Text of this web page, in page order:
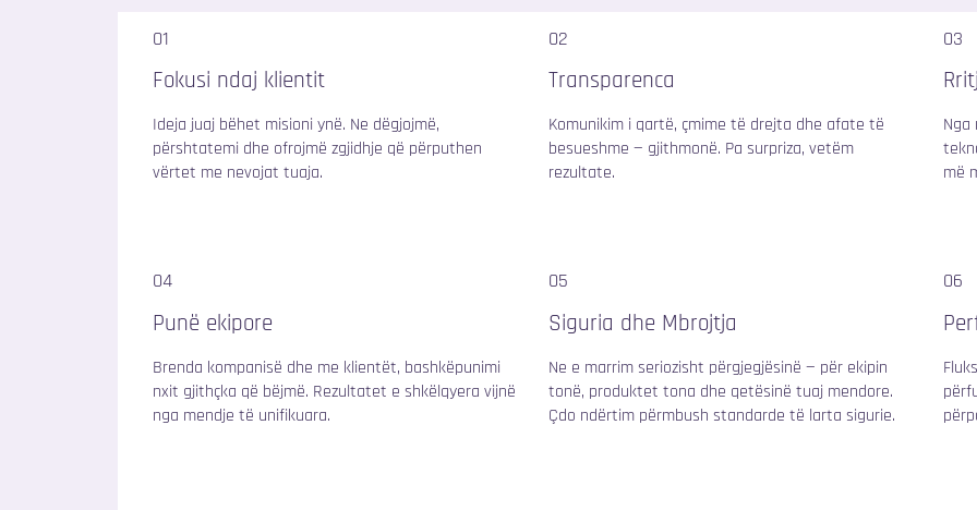
01
Fokusi ndaj klientit
Ideja juaj bëhet misioni ynë. Ne dëgjojmë,
përshtatemi dhe ofrojmë zgjidhje që përputhen
vërtet me nevojat tuaja.
02
Transparenca
Komunikim i qartë, çmime të drejta dhe afate të
besueshme — gjithmonë. Pa surpriza, vetëm
rezultate.
03
më
04
Punë ekipore
Brenda kompanisë dhe me klientët, bashkëpunimi
nxit gjithçka që bëjmë. Rezultatet e shkëlqyera vijnë
nga mendje të unifikuara.
05
Siguria dhe Mbrojtja
Ne e marrim seriozisht përgjegjësinë — për ekipin
tonë, produktet tona dhe qetësinë tuaj mendore.
Çdo ndërtim përmbush standarde të larta sigurie.
06